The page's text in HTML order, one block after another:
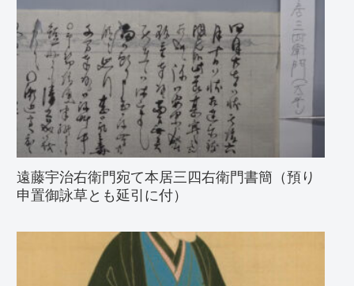
遠藤宇治右衛門宛て本居三四右衛門書簡（預り
申置御詠草とも延引に付）